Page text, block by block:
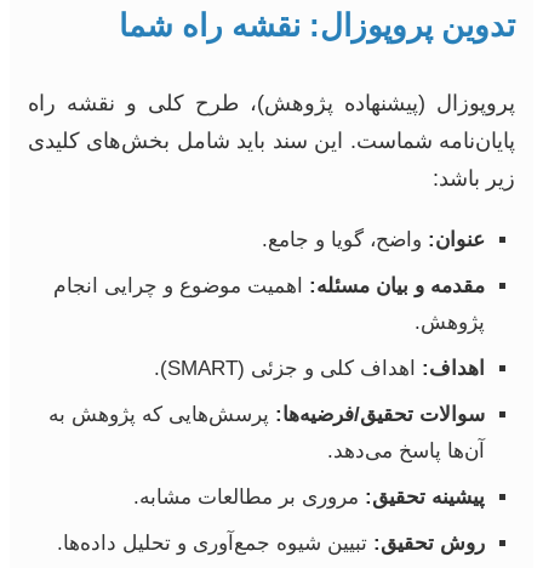
تدوین پروپوزال: نقشه راه شما
پروپوزال (پیشنهاده پژوهش)، طرح کلی و نقشه راه
پایان‌نامه شماست. این سند باید شامل بخش‌های کلیدی
زیر باشد:
عنوان: واضح، گویا و جامع.
مقدمه و بیان مسئله: اهمیت موضوع و چرایی انجام
پژوهش.
اهداف: اهداف کلی و جزئی (SMART).
سوالات تحقیق/فرضیه‌ها: پرسش‌هایی که پژوهش به
آن‌ها پاسخ می‌دهد.
پیشینه تحقیق: مروری بر مطالعات مشابه.
روش تحقیق: تبیین شیوه جمع‌آوری و تحلیل داده‌ها.